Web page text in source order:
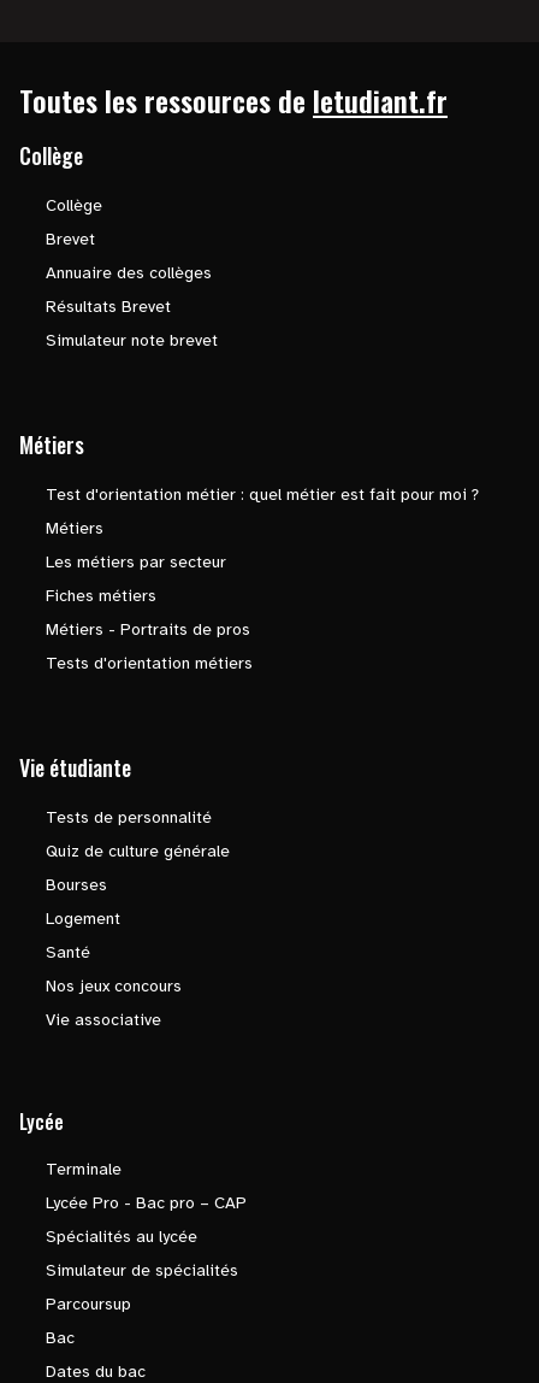
Toutes les ressources de letudiant.fr
Collège
Collège
Brevet
Annuaire des collèges
Résultats Brevet
Simulateur note brevet
Métiers
Test d'orientation métier : quel métier est fait pour moi ?
Métiers
Les métiers par secteur
Fiches métiers
Métiers - Portraits de pros
Tests d'orientation métiers
Vie étudiante
Tests de personnalité
Quiz de culture générale
Bourses
Logement
Santé
Nos jeux concours
Vie associative
Lycée
Terminale
Lycée Pro - Bac pro – CAP
Spécialités au lycée
Simulateur de spécialités
Parcoursup
Bac
Dates du bac